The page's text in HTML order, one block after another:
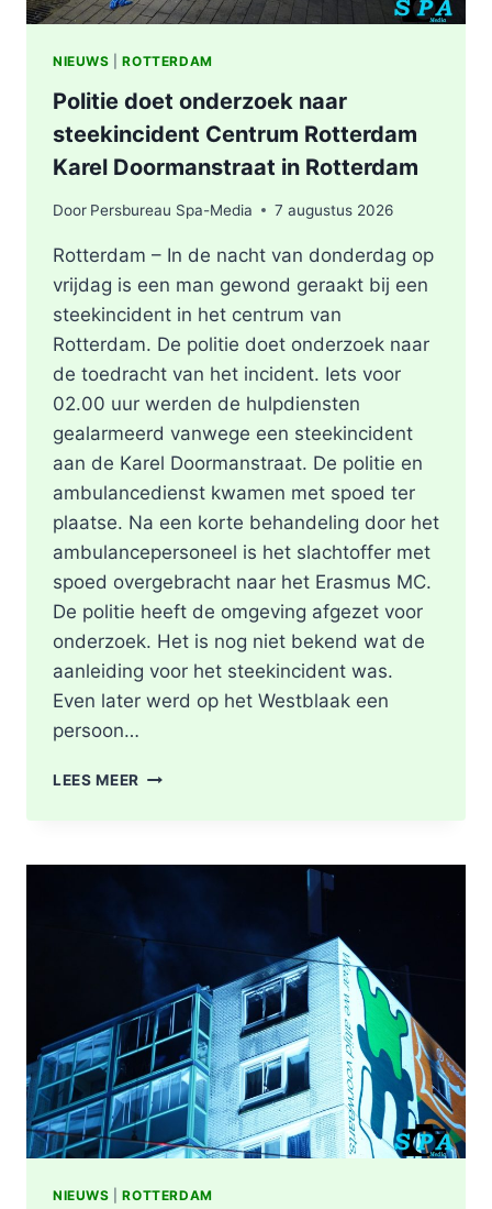
NIEUWS |ROTTERDAM
Politie doet onderzoek naar
steekincident Centrum Rotterdam
Karel Doormanstraat in Rotterdam
Door Persbureau Spa-Media 7 augustus 2026
Rotterdam – In de nacht van donderdag op
vrijdag is een man gewond geraakt bij een
steekincident in het centrum van
Rotterdam. De politie doet onderzoek naar
de toedracht van het incident. Iets voor
02.00 uur werden de hulpdiensten
gealarmeerd vanwege een steekincident
aan de Karel Doormanstraat. De politie en
ambulancedienst kwamen met spoed ter
plaatse. Na een korte behandeling door het
ambulancepersoneel is het slachtoffer met
spoed overgebracht naar het Erasmus MC.
De politie heeft de omgeving afgezet voor
onderzoek. Het is nog niet bekend wat de
aanleiding voor het steekincident was.
Even later werd op het Westblaak een
persoon…
LEES MEER POLITIE
STEEKINCIDENT
KAREL
DOORMANSTRAAT
ROTTERDAM
NIEUWS |ROTTERDAM